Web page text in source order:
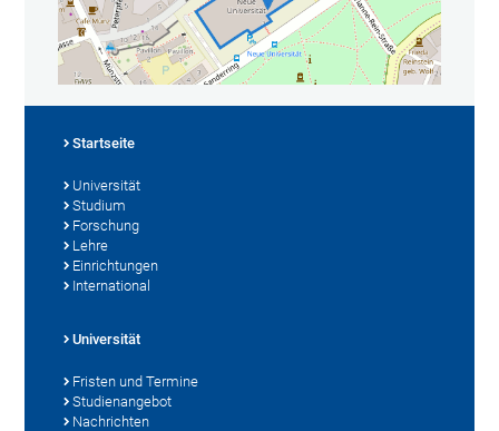
Startseite
Universität
Studium
Forschung
Lehre
Einrichtungen
International
Universität
Fristen und Termine
Studienangebot
Nachrichten